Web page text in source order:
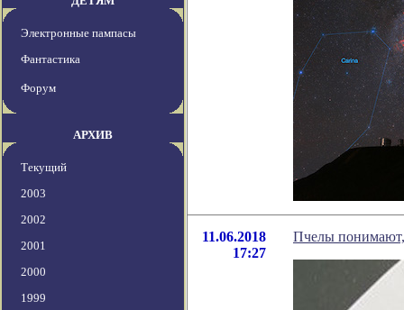
Электронные пампасы
Фантастика
Форум
АРХИВ
Текущий
2003
2002
2001
2000
1999
11.06.2018
17:27
Пчелы